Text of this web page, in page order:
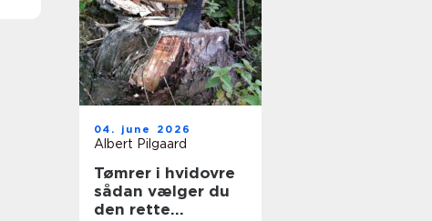
04. june 2026
Albert Pilgaard
Tømrer i hvidovre
sådan vælger du
den rette